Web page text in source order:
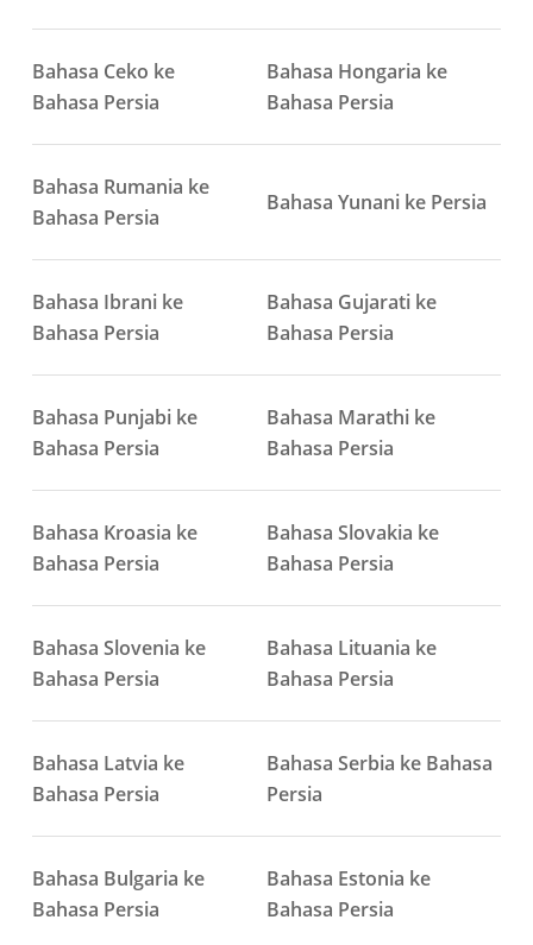
Bahasa Ceko ke
Bahasa Persia
Bahasa Hongaria ke
Bahasa Persia
Bahasa Rumania ke
Bahasa Persia
Bahasa Yunani ke Persia
Bahasa Ibrani ke
Bahasa Persia
Bahasa Gujarati ke
Bahasa Persia
Bahasa Punjabi ke
Bahasa Persia
Bahasa Marathi ke
Bahasa Persia
Bahasa Kroasia ke
Bahasa Persia
Bahasa Slovakia ke
Bahasa Persia
Bahasa Slovenia ke
Bahasa Persia
Bahasa Lituania ke
Bahasa Persia
Bahasa Latvia ke
Bahasa Persia
Bahasa Serbia ke Bahasa
Persia
Bahasa Bulgaria ke
Bahasa Persia
Bahasa Estonia ke
Bahasa Persia